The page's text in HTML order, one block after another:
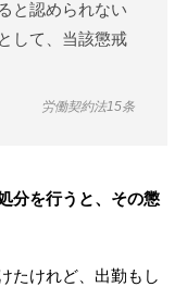
と認められない
して、当該懲戒
労働契約法15条
分を行うと、その懲
たけれど、出勤もし